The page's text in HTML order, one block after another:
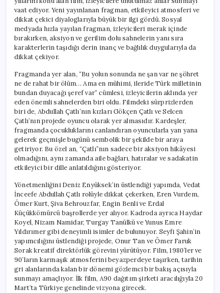
Rol
Alıyor
için
vaat ediyor. Yeni yayınlanan fragman, etkileyici atmosferi ve
dikkat çekici diyaloglarıyla büyük bir ilgi gördü. Sosyal
medyada hızla yayılan fragman, izleyicileri merak içinde
bırakırken, aksiyon ve gerilim dolu sahnelerin yanı sıra
karakterlerin taşıdığı derin inanç ve bağlılık duygularıyla da
dikkat çekiyor.
Fragmanda yer alan, “Bu yolun sonunda ne şan var ne şöhret
ne de rahat bir ölüm… Ama en mühimi, ileride Türk milletinin
bundan duyacağı şeref var” cümlesi, izleyicilerin aklında yer
eden önemli sahnelerden biri oldu. Filmdeki sürprizlerden
biri de, Abdullah Çatlı’nın kızları Gökçen Çatlı ve Selcen
Çatlı’nın projede oyuncu olarak yer almasıdır. Kardeşler,
fragmanda çocukluklarını canlandıran oyuncularla yan yana
gelerek geçmişle bugünü sembolik bir şekilde bir araya
getiriyor. Bu özel an, “Çatlı”nın sadece bir aksiyon hikâyesi
olmadığını, aynı zamanda aile bağları, hatıralar ve sadakatin
etkileyici bir dille anlatıldığını gösteriyor.
Yönetmenliğini Deniz Enyüksek’in üstlendiği yapımda, Vedat
İnceefe Abdullah Çatlı rolüyle dikkat çekerken, Eren Vurdem,
Ömer Kurt, Şiva Behrouzfar, Engin Benli ve Erdal
Küçükkömürcü başrollerde yer alıyor. Kadroda ayrıca Haydar
Koyel, Nizam Namidar, Turgay Tanülkü ve Yunus Emre
Yıldırımer gibi deneyimli isimler de bulunuyor. Seyfi Şahin’in
yapımcılığını üstlendiği projede, Onur Tan ve Ömer Faruk
Sorak kreatif direktörlük görevini yürütüyor. Film, 1980’ler ve
90’ların karmaşık atmosferini beyazperdeye taşırken, tarihin
gri alanlarında kalan bir dönemi gözlemci bir bakış açısıyla
sunmayı amaçlıyor. İlk film, A90 dağıtım şirketi aracılığıyla 20
Mart’ta Türkiye genelinde vizyona girecek.